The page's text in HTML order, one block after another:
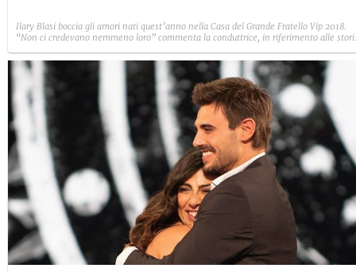
Ilary Blasi boccia gli amori nati quest’anno nella Casa del Grande Fratello Vip 2018.
“Non ci credevano nemmeno loro” commenta la conduttrice, in riferimento alle
“Il GF dello scorso anno fu quello degli amori e delle sorprese”.